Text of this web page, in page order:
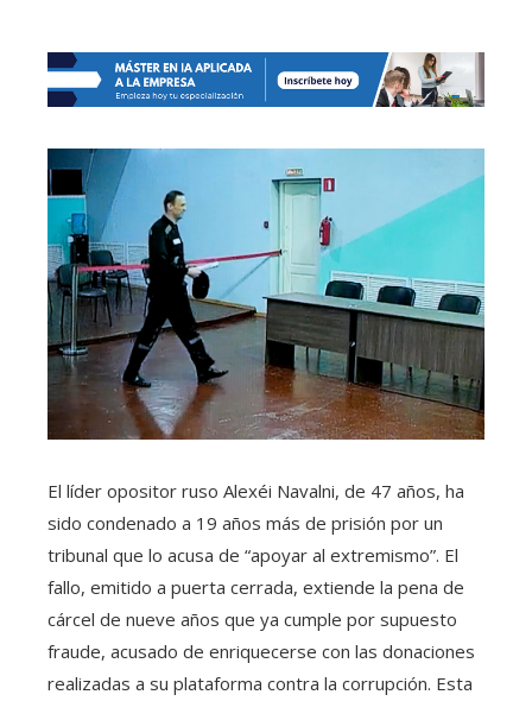
El líder opositor ruso Alexéi Navalni, de 47 años, ha
sido condenado a 19 años más de prisión por un
tribunal que lo acusa de “apoyar al extremismo”. El
fallo, emitido a puerta cerrada, extiende la pena de
cárcel de nueve años que ya cumple por supuesto
fraude, acusado de enriquecerse con las donaciones
realizadas a su plataforma contra la corrupción. Esta